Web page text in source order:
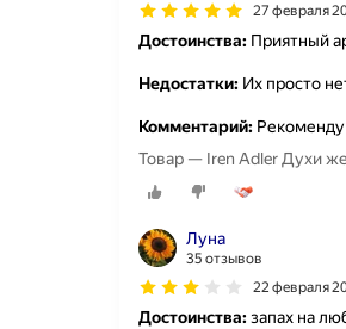
27 февраля
Достоинства: Приятный
Недостатки: Их просто
Комментарий:
Товар — Iren Adler Духи
Луна
35 отзывов
22 февраля
Достоинства:запах на